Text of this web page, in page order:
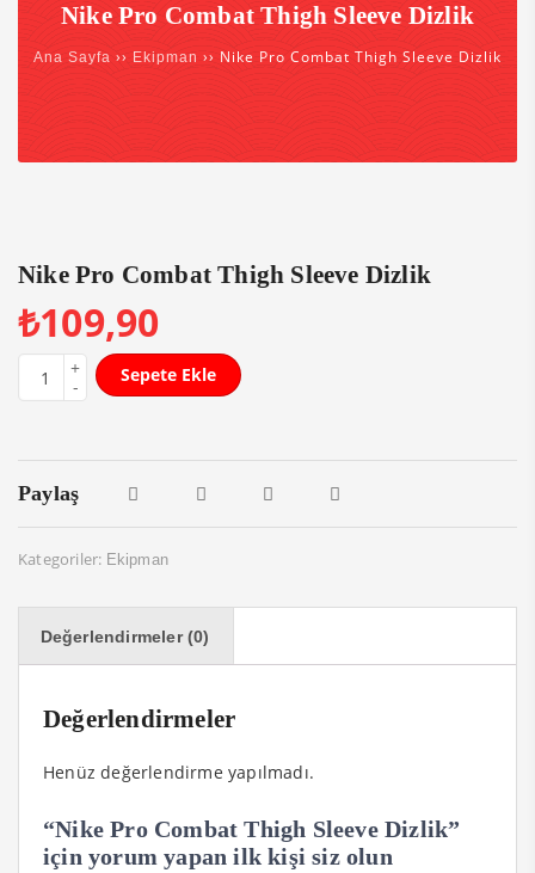
Nike Pro Combat Thigh Sleeve Dizlik
Ana Sayfa ›› Ekipman ›› Nike Pro Combat Thigh Sleeve Dizlik
Nike Pro Combat Thigh Sleeve Dizlik
₺109,90
Sepete Ekle
Paylaş
Kategoriler: Ekipman
Değerlendirmeler (0)
Değerlendirmeler
Henüz değerlendirme yapılmadı.
“Nike Pro Combat Thigh Sleeve Dizlik”
için yorum yapan ilk kişi siz olun